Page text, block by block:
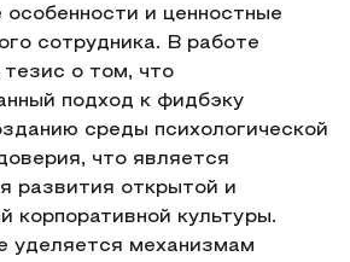
особенности и ценностные
сотрудника. В работе
о том, что
подход к фидбэку
среды психологической
что является
развития открытой и
корпоративной культуры.
уделяется механизмам